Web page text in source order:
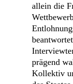
allein die
prägend
Kollektiv